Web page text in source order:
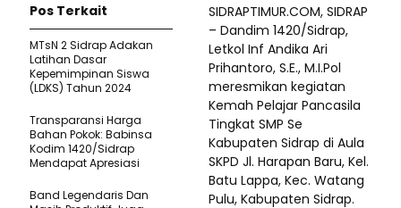
SIDRAPTIMUR.COM, SIDRAP
– Dandim 1420/Sidrap,
Letkol Inf Andika Ari
Prihantoro, S.E., M.I.Pol
meresmikan kegiatan
Kemah Pelajar Pancasila
Tingkat SMP Se
Kabupaten Sidrap di Aula
SKPD Jl. Harapan Baru, Kel.
Batu Lappa, Kec. Watang
Pulu, Kabupaten Sidrap.
Pos Terkait
MTsN 2 Sidrap Adakan
Latihan Dasar
Kepemimpinan Siswa
(LDKS) Tahun 2024
Transparansi Harga
Bahan Pokok: Babinsa
Kodim 1420/Sidrap
Mendapat Apresiasi
Band Legendaris Dan